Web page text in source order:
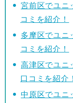
宮前区でユニ
コミを紹介！
多摩区でユニ
コミを紹介！
高津区でユニ
口コミを紹介！
中原区でユニ